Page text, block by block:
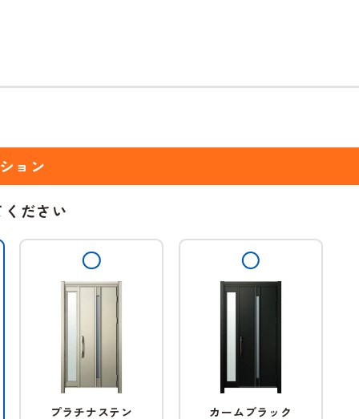
ョン
ださい
プラチナステン カームブラック